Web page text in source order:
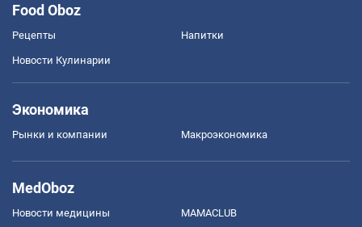
Food Oboz
Рецепты Напитки
Новости Кулинарии
Экономика
Рынки и компании Mакроэкономика
MedOboz
Новости медицины MAMACLUB